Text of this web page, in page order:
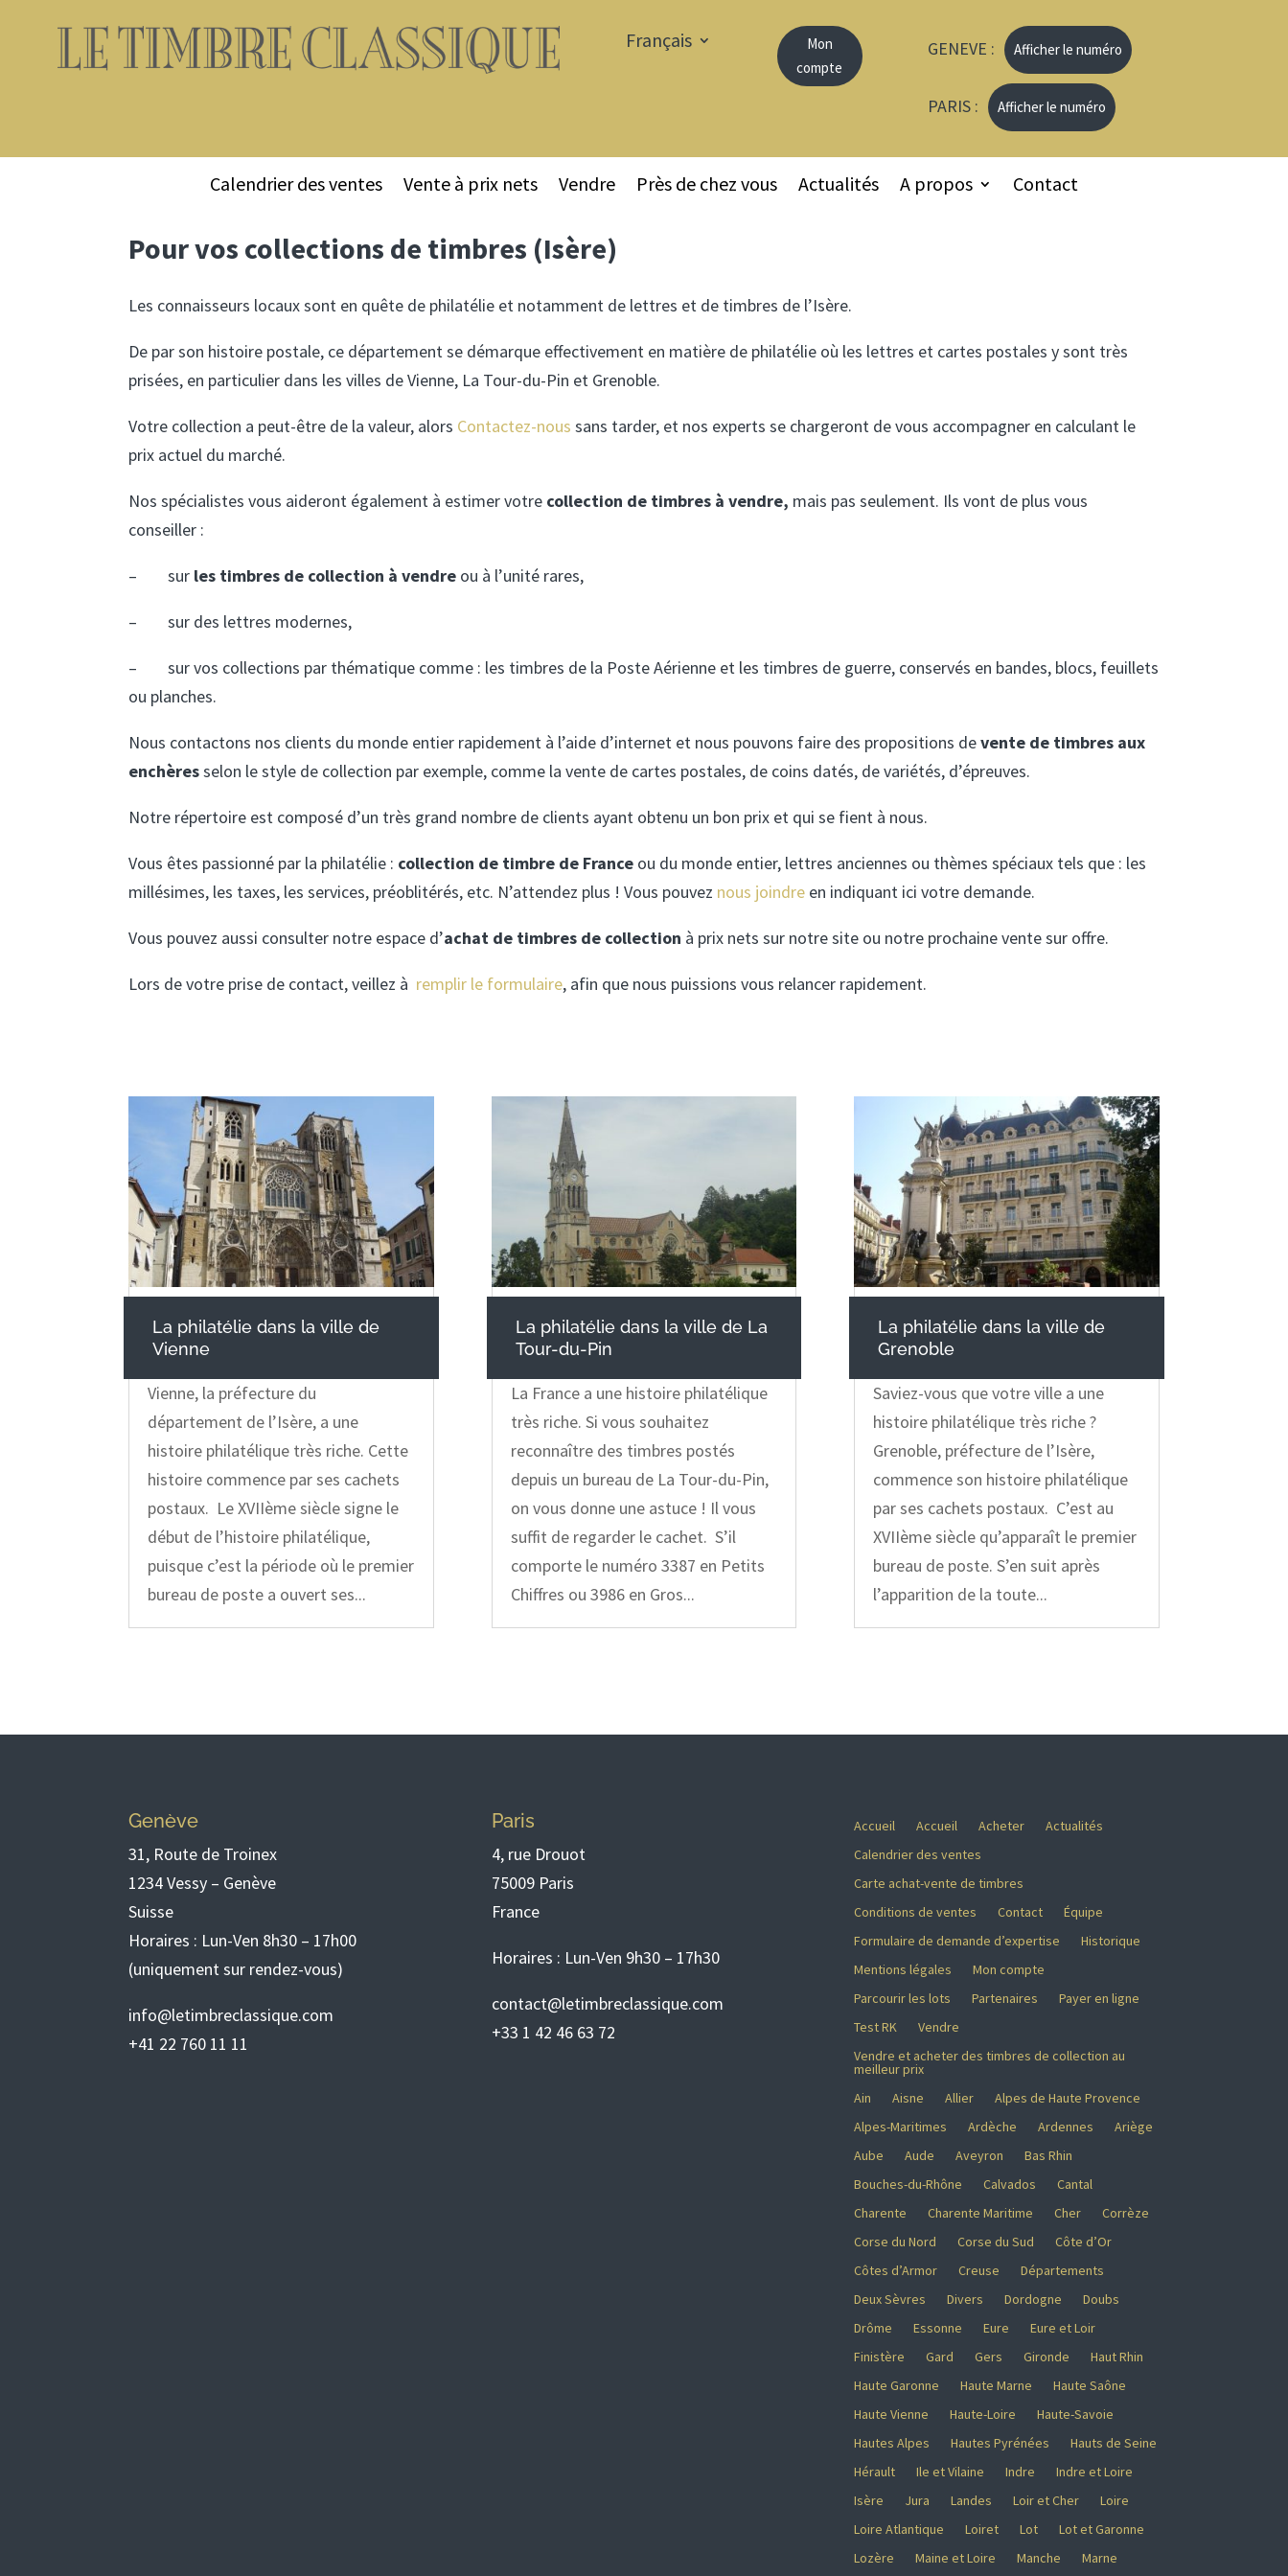
Français
Mon
compte
GENEVE : Afficher le numéro
PARIS : Afficher le numéro
Calendrier des ventes Vente à prix nets Vendre Près de chez vous Actualités A propos Contact
Pour vos collections de timbres (Isère)
Les connaisseurs locaux sont en quête de philatélie et notamment de lettres et de timbres de l’Isère.
De par son histoire postale, ce département se démarque effectivement en matière de philatélie où les lettres et cartes postales y sont très
prisées, en particulier dans les villes de Vienne, La Tour-du-Pin et Grenoble.
Votre collection a peut-être de la valeur, alors Contactez-nous sans tarder, et nos experts se chargeront de vous accompagner en calculant le
prix actuel du marché.
Nos spécialistes vous aideront également à estimer votre collection de timbres à vendre, mais pas seulement. Ils vont de plus vous
conseiller :
– sur les timbres de collection à vendre ou à l’unité rares,
– sur des lettres modernes,
–
sur vos collections par thématique comme : les timbres de la Poste Aérienne et les timbres de guerre, conservés en bandes, blocs, feuillets
ou planches.
Nous contactons nos clients du monde entier rapidement à l’aide d’internet et nous pouvons faire des propositions devente de timbres aux
enchèresselon le style de collection par exemple, comme la vente de cartes postales, de coins datés, de variétés, d’épreuves.
Notre répertoire est composé d’un très grand nombre de clients ayant obtenu un bon prix et qui se fient à nous.
Vous êtes passionné par la philatélie : collection de timbre de France ou du monde entier, lettres anciennes ou thèmes spéciaux tels que : les
millésimes, les taxes, les services, préoblitérés, etc. N’attendez plus ! Vous pouvez nous joindre en indiquant ici votre demande.
Vous pouvez aussi consulter notre espace d’achat de timbres de collection à prix nets sur notre site ou notre prochaine vente sur offre.
Lors de votre prise de contact, veillez à remplir le formulaire, afin que nous puissions vous relancer rapidement.
La philatélie dans la ville de
Vienne
Vienne, la préfecture du
département de l’Isère, a une
histoire philatélique très riche. Cette
histoire commence par ses cachets
postaux. Le XVIIème siècle signe le
début de l’histoire philatélique,
puisque c’est la période où le premier
bureau de poste a ouvert ses...
La philatélie dans la ville de La
Tour-du-Pin
La France a une histoire philatélique
très riche. Si vous souhaitez
reconnaître des timbres postés
depuis un bureau de La Tour-du-Pin,
on vous donne une astuce ! Il vous
suffit de regarder le cachet. S’il
comporte le numéro 3387 en Petits
Chiffres ou 3986 en Gros...
La philatélie dans la ville de
Grenoble
Saviez-vous que votre ville a une
histoire philatélique très riche ?
Grenoble, préfecture de l’Isère,
commence son histoire philatélique
par ses cachets postaux. C’est au
XVIIème siècle qu’apparaît le premier
bureau de poste. S’en suit après
l’apparition de la toute...
Genève
31, Route de Troinex
1234 Vessy – Genève
Suisse
Horaires : Lun-Ven 8h30 – 17h00
(uniquement sur rendez-vous)
info@letimbreclassique.com
+41 22 760 11 11
Paris
4, rue Drouot
75009 Paris
France
Horaires : Lun-Ven 9h30 – 17h30
contact@letimbreclassique.com
+33 1 42 46 63 72
Accueil Accueil Acheter
Actualités
Calendrier des ventes
Carte achat-vente de timbres
Conditions de ventes
Contact
Équipe
Formulaire de demande d’expertise
Historique
Mentions légales
Mon compte
Parcourir les lots
Partenaires
Payer en ligne
Test RK
Vendre
Vendre et acheter des timbres de collection au
meilleur prix
Ain
Aisne Allier
Alpes de Haute Provence
Alpes-Maritimes
Ardèche Ardennes
Ariège
Aube
Aude Aveyron
Bas Rhin
Bouches-du-Rhône
Calvados
Cantal
Charente
Charente Maritime Cher
Corrèze
Corse du Nord
Corse du Sud
Côte d’Or
Côtes d’Armor
Creuse
Départements
Deux Sèvres
Divers Dordogne
Doubs
Drôme
Essonne Eure
Eure et Loir
Finistère
Gard Gers Gironde
Haut Rhin
Haute Garonne
Haute Marne
Haute Saône
Haute Vienne
Haute-Loire
Haute-Savoie
Hautes Alpes
Hautes Pyrénées
Hauts de Seine
Hérault
Ile et Vilaine Indre
Indre et Loire
Isère
Jura Landes Loir et Cher
Loire
Loire Atlantique
Loiret Lot
Lot et Garonne
Lozère
Maine et Loire Manche Marne